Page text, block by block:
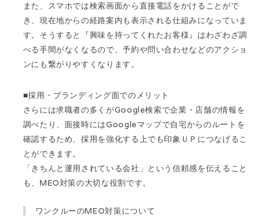
また、スマホでは検索画面から直接電話をかけることがで
き、現在地からの経路案内も表示される仕組みになっていま
す。そうすると『興味を持ってくれたお客様』はわざわざ調
べる手間がなくなるので、予約や問い合わせなどのアクショ
ンにも繋がりやすくなります。
■採用・ブランディング面でのメリット
さらには求職者の多くがGoogle検索で企業・店舗の情報を
調べたり、面接時にはGoogleマップで自宅からのルートを
確認するため、採用を強化する上でも印象ＵＰにつなげるこ
とができます。
「きちんと運用されている会社」という信頼感を伝えること
も、MEO対策の大切な役割です。
ワンクルーのMEO対策について